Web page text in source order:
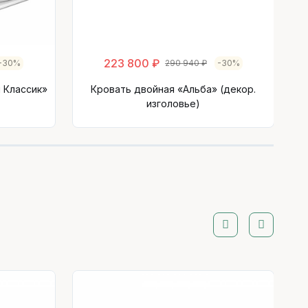
223 800 ₽ 290 940 ₽ -30%
Кровать двойная «Альба» (декор.
изголовье)